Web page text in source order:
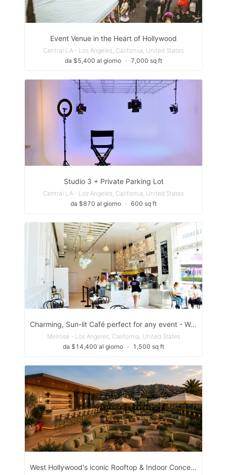
Event Venue in the Heart of Hollywood
Central LA - Los Angeles, California, United States
da $5,400 al giorno ∙ 7,000 sq ft
Studio 3 + Private Parking Lot
Central LA - Los Angeles, California, United States
da $870 al giorno ∙ 600 sq ft
Charming, Sun-lit Café perfect for any event - WeHo
Melrose - Los Angeles, California, United States
da $14,400 al giorno ∙ 1,500 sq ft
West Hollywood's iconic Rooftop & Indoor Concept